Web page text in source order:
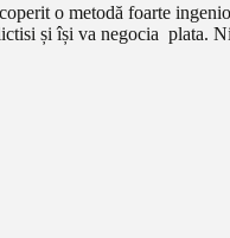
o metodă foarte
și își va negocia plata.